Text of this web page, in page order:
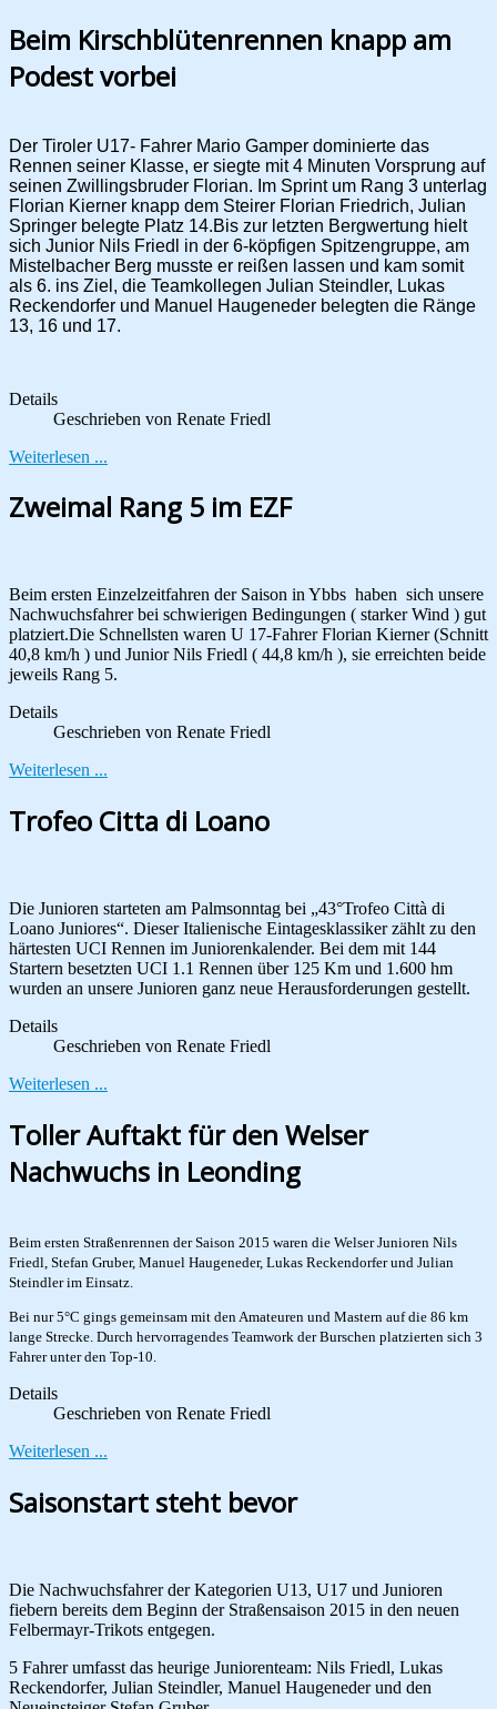
Beim Kirschblütenrennen knapp am
Podest vorbei
Der Tiroler U17- Fahrer Mario Gamper dominierte das
Rennen seiner Klasse, er siegte mit 4 Minuten Vorsprung auf
seinen Zwillingsbruder Florian. Im Sprint um Rang 3 unterlag
Florian Kierner knapp dem Steirer Florian Friedrich, Julian
Springer belegte Platz 14.Bis zur letzten Bergwertung hielt
sich Junior Nils Friedl in der 6-köpfigen Spitzengruppe, am
Mistelbacher Berg musste er reißen lassen und kam somit
als 6. ins Ziel, die Teamkollegen Julian Steindler, Lukas
Reckendorfer und Manuel Haugeneder belegten die Ränge
13, 16 und 17.
Details
Geschrieben von Renate Friedl
Weiterlesen ...
Zweimal Rang 5 im EZF
Beim ersten Einzelzeitfahren der Saison in Ybbs haben sich unsere
Nachwuchsfahrer bei schwierigen Bedingungen ( starker Wind ) gut
platziert.Die Schnellsten waren U 17-Fahrer Florian Kierner (Schnitt
40,8 km/h ) und Junior Nils Friedl ( 44,8 km/h ), sie erreichten beide
jeweils Rang 5.
Details
Geschrieben von Renate Friedl
Weiterlesen ...
Trofeo Citta di Loano
Die Junioren starteten am Palmsonntag bei „43°Trofeo Città di
Loano Juniores“. Dieser Italienische Eintagesklassiker zählt zu den
härtesten UCI Rennen im Juniorenkalender. Bei dem mit 144
Startern besetzten UCI 1.1 Rennen über 125 Km und 1.600 hm
wurden an unsere Junioren ganz neue Herausforderungen gestellt.
Details
Geschrieben von Renate Friedl
Weiterlesen ...
Toller Auftakt für den Welser
Nachwuchs in Leonding
Beim ersten Straßenrennen der Saison 2015 waren die Welser Junioren Nils
Friedl, Stefan Gruber, Manuel Haugeneder, Lukas Reckendorfer und Julian
Steindler im Einsatz.
Bei nur 5°C gings gemeinsam mit den Amateuren und Mastern auf die 86 km
lange Strecke. Durch hervorragendes Teamwork der Burschen platzierten sich 3
Fahrer unter den Top-10.
Details
Geschrieben von Renate Friedl
Weiterlesen ...
Saisonstart steht bevor
Die Nachwuchsfahrer der Kategorien U13, U17 und Junioren
fiebern bereits dem Beginn der Straßensaison 2015 in den neuen
Felbermayr-Trikots entgegen.
5 Fahrer umfasst das heurige Juniorenteam: Nils Friedl, Lukas
Reckendorfer, Julian Steindler, Manuel Haugeneder und den